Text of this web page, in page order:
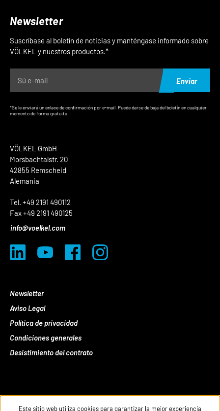
VÖLKEL GmbH
Morsbachtalstr. 20
42855 Remscheid
Alemania
Tel. +49 2191 490112
Fax +49 2191 490125
info@voelkel.com
Newsletter
Aviso Legal
Política de privacidad
Condiciones generales
Desistimiento del contrato
Newsletter
Suscríbase al boletín de noticias y manténgase informado sobre
VÖLKEL y nuestros productos.*
Enviar
*Se le enviará un enlace de confirmación por e-mail. Puede darse de baja del boletín en cualquier
momento de forma gratuita.
Este sitio web utiliza cookies para garantizar la mejor experiencia